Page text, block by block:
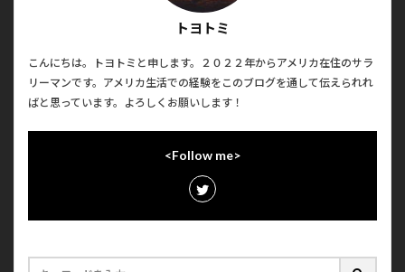
トヨトミ
こんにちは。トヨトミと申します。２０２２年からアメリカ在住のサラ
リーマンです。アメリカ生活での経験をこのブログを通して伝えられれ
ばと思っています。よろしくお願いします！
<Follow me>